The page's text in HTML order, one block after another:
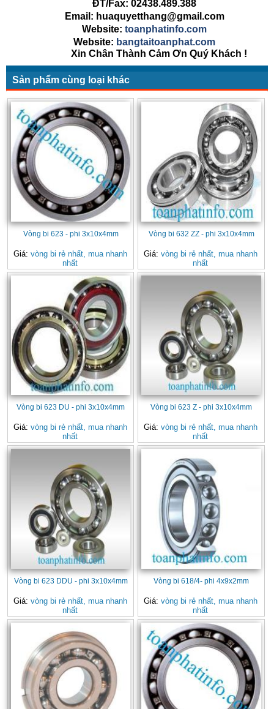
ĐT/Fax: 02438.489.388
Email: huaquyetthang@gmail.com
Website: toanphatinfo.com
Website: bangtaitoanphat.com
Xin Chân Thành Cảm Ơn Quý Khách !
Sản phẩm cùng loại khác
Vòng bi 623 - phi 3x10x4mm
Giá: vòng bi rẻ nhất, mua nhanh
nhất
Vòng bi 632 ZZ - phi 3x10x4mm
Giá: vòng bi rẻ nhất, mua nhanh
nhất
Vòng bi 623 DU - phi 3x10x4mm
Giá: vòng bi rẻ nhất, mua nhanh
nhất
Vòng bi 623 Z - phi 3x10x4mm
Giá: vòng bi rẻ nhất, mua nhanh
nhất
Vòng bi 623 DDU - phi 3x10x4mm
Giá: vòng bi rẻ nhất, mua nhanh
nhất
Vòng bi 618/4- phi 4x9x2mm
Giá: vòng bi rẻ nhất, mua nhanh
nhất